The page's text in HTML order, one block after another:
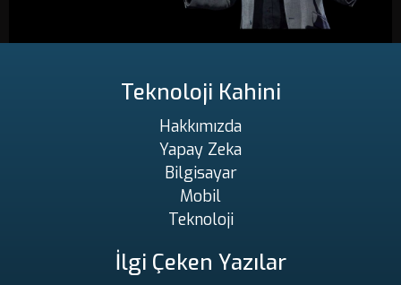
Teknoloji Kahini
Hakkımızda
Yapay Zeka
Bilgisayar
Mobil
Teknoloji
İlgi Çeken Yazılar